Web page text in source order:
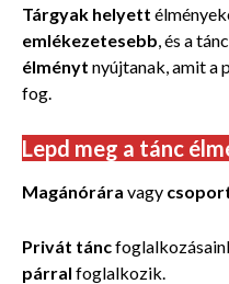
Tárgyak helyett
emlékezetesebb , és a
élményt nyújtanak, amit a
fog.
Lepd meg a tánc
Magánórára vagy
Privát tánc
párral foglalkozik.